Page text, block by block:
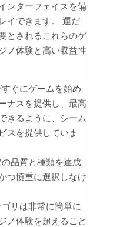
ンターフェイスを備
イできます。 運だ
とされるこれらのゲ
ノ体験と高い収益性
ぐにゲームを始め
ナスを提供し、最高
きるように、シーム
スを提供していま
品質と種類を達成
つ慎重に選択しなけ
リは非常に簡単に
ノ体験を超えること